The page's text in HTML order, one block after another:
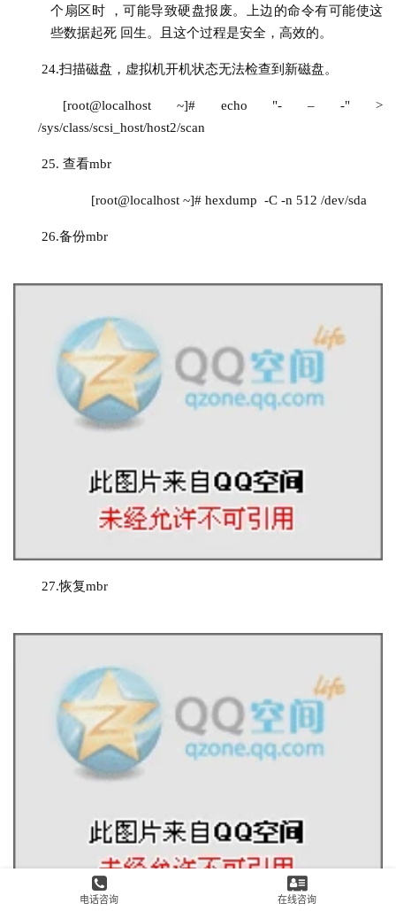
个扇区时 ，可能导致硬盘报废。上边的命令有可能使这
些数据起死 回生。且这个过程是安全，高效的。
24.扫描磁盘，虚拟机开机状态无法检查到新磁盘。
[root@localhost ~]# echo "- – -" >
/sys/class/scsi_host/host2/scan
25. 查看mbr
[root@localhost ~]# hexdump  -C -n 512 /dev/sda
26.备份mbr
27.恢复mbr
电话咨询 在线咨询